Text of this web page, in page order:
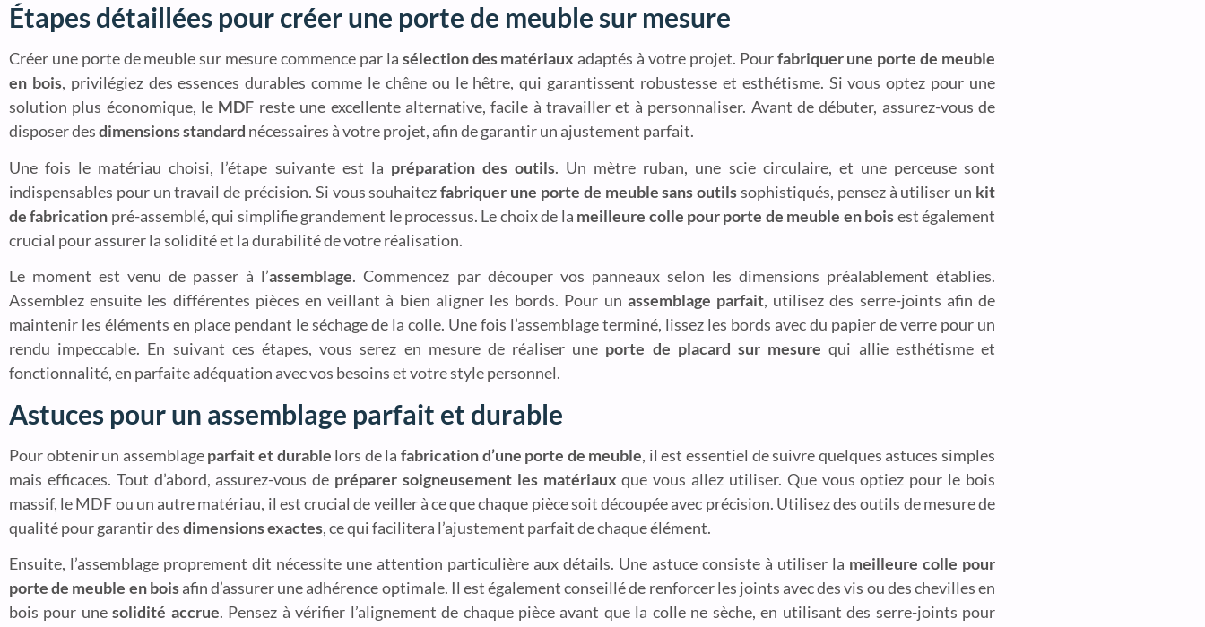
Étapes détaillées pour créer une porte de meuble sur mesure
Créer une porte de meuble sur mesure commence par la sélection des matériaux adaptés à votre projet. Pourfabriquer une porte de meuble
en bois, privilégiez des essences durables comme le chêne ou le hêtre, qui garantissent robustesse et esthétisme. Si vous optez pour une
solution plus économique, le MDF reste une excellente alternative, facile à travailler et à personnaliser. Avant de débuter, assurez-vous de
disposer desdimensions standard nécessaires à votre projet, afin de garantir un ajustement parfait.
Une fois le matériau choisi, l’étape suivante est la préparation des outils. Un mètre ruban, une scie circulaire, et une perceuse sont
indispensables pour un travail de précision. Si vous souhaitezfabriquer une porte de meuble sans outilssophistiqués, pensez à utiliser un kit
de fabrication pré-assemblé, qui simplifie grandement le processus. Le choix de la meilleure colle pour porte de meuble en boisest également
crucial pour assurer la solidité et la durabilité de votre réalisation.
Le moment est venu de passer à l’assemblage. Commencez par découper vos panneaux selon les dimensions préalablement établies.
Assemblez ensuite les différentes pièces en veillant à bien aligner les bords. Pour un assemblage parfait, utilisez des serre-joints afin de
maintenir les éléments en place pendant le séchage de la colle. Une fois l’assemblage terminé, lissez les bords avec du papier de verre pour un
rendu impeccable. En suivant ces étapes, vous serez en mesure de réaliser une porte de placard sur mesure qui allie esthétisme et
fonctionnalité, en parfaite adéquation avec vos besoins et votre style personnel.
Astuces pour un assemblage parfait et durable
Pour obtenir un assemblageparfait et durable lors de la fabrication d’une porte de meuble, il est essentiel de suivre quelques astuces simples
mais efficaces. Tout d’abord, assurez-vous de préparer soigneusement les matériaux que vous allez utiliser. Que vous optiez pour le bois
massif, le MDF ou un autre matériau, il est crucial de veiller à ce que chaque pièce soit découpée avec précision. Utilisez des outils de mesure de
qualité pour garantir desdimensions exactes, ce qui facilitera l’ajustement parfait de chaque élément.
Ensuite, l’assemblage proprement dit nécessite une attention particulière aux détails. Une astuce consiste à utiliser la meilleure colle pour
porte de meuble en boisafin d’assurer une adhérence optimale. Il est également conseillé de renforcer les joints avec des vis ou des chevilles en
bois pour unesolidité accrue. Pensez à vérifier l’alignement de chaque pièce avant que la colle ne sèche, en utilisant des serre-joints pour